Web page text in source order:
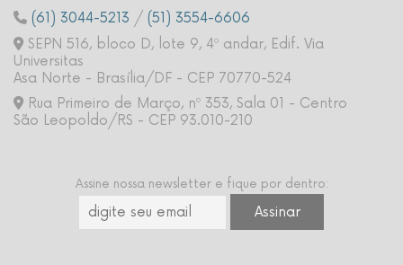
(61) 3044-5213 / (51) 3554-6606
SEPN 516, bloco D, lote 9, 4º andar, Edif. Via
Universitas
Asa Norte - Brasília/DF - CEP 70770-524
Rua Primeiro de Março, nº 353, Sala 01 - Centro
São Leopoldo/RS - CEP 93.010-210
Assine nossa newsletter e fique por dentro: